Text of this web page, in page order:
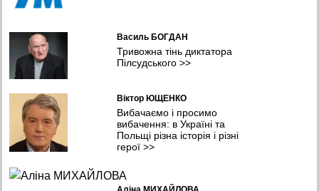
інші об'єкти противника – Генштаб
15:55 04.08.2026 Василь БОГДАН
Тривожна тінь диктатора
Пілсудського>>
Віктор ЮЩЕНКО
Вибачаємо і просимо
вибачення: в Україні та
Польщі різна історія і різні
герої>>